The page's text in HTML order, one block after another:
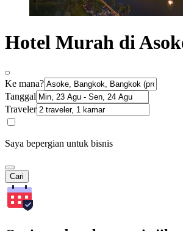
Hotel Murah di
Ke mana?
Tanggal
Traveler
Saya bepergian untuk bisnis
Cari